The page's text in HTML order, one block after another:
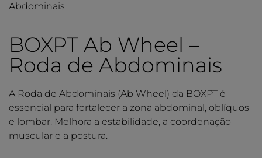
Abdominais
BOXPT Ab Wheel –
Roda de Abdominais
A Roda de Abdominais (Ab Wheel) da BOXPT é
essencial para fortalecer a zona abdominal, oblíquos
e lombar. Melhora a estabilidade, a coordenação
muscular e a postura.